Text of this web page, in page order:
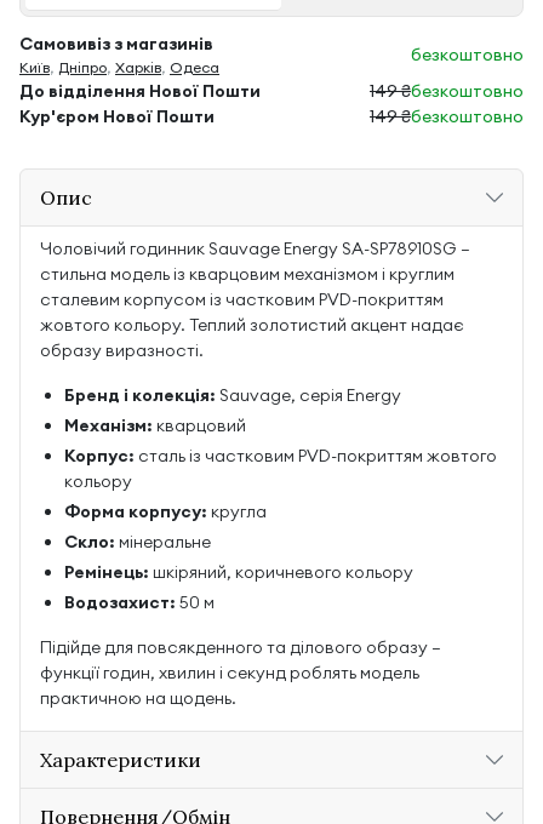
Самовивіз з магазинів
Київ, Дніпро, Харків, Одеса
безкоштовно
До відділення Нової Пошти
149 ₴безкоштовно
Кур'єром Нової Пошти
149 ₴безкоштовно
Опис
Чоловічий годинник Sauvage Energy SA-SP78910SG —
стильна модель із кварцовим механізмом і круглим
сталевим корпусом із частковим PVD-покриттям
жовтого кольору. Теплий золотистий акцент надає
образу виразності.
Бренд і колекція: Sauvage, серія Energy
Механізм: кварцовий
Корпус: сталь із частковим PVD-покриттям жовтого
кольору
Форма корпусу: кругла
Скло: мінеральне
Ремінець: шкіряний, коричневого кольору
Водозахист: 50 м
Підійде для повсякденного та ділового образу —
функції годин, хвилин і секунд роблять модель
практичною на щодень.
Характеристики
Повернення/Обмін